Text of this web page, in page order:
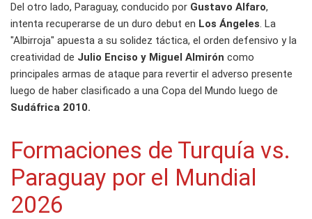
Del otro lado, Paraguay, conducido por Gustavo Alfaro,
intenta recuperarse de un duro debut en Los Ángeles. La
"Albirroja" apuesta a su solidez táctica, el orden defensivo y la
creatividad de Julio Enciso y Miguel Almirón como
principales armas de ataque para revertir el adverso presente
luego de haber clasificado a una Copa del Mundo luego de
Sudáfrica 2010.
Formaciones de Turquía vs.
Paraguay por el Mundial
2026